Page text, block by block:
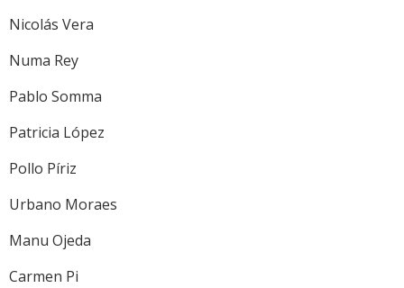
Nicolás Vera
Numa Rey
Pablo Somma
Patricia López
Pollo Píriz
Urbano Moraes
Manu Ojeda
Carmen Pi